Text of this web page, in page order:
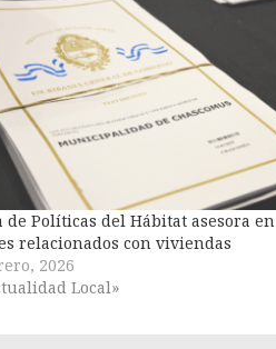
de Políticas del Hábitat asesora en
relacionados con viviendas
2026
Local»